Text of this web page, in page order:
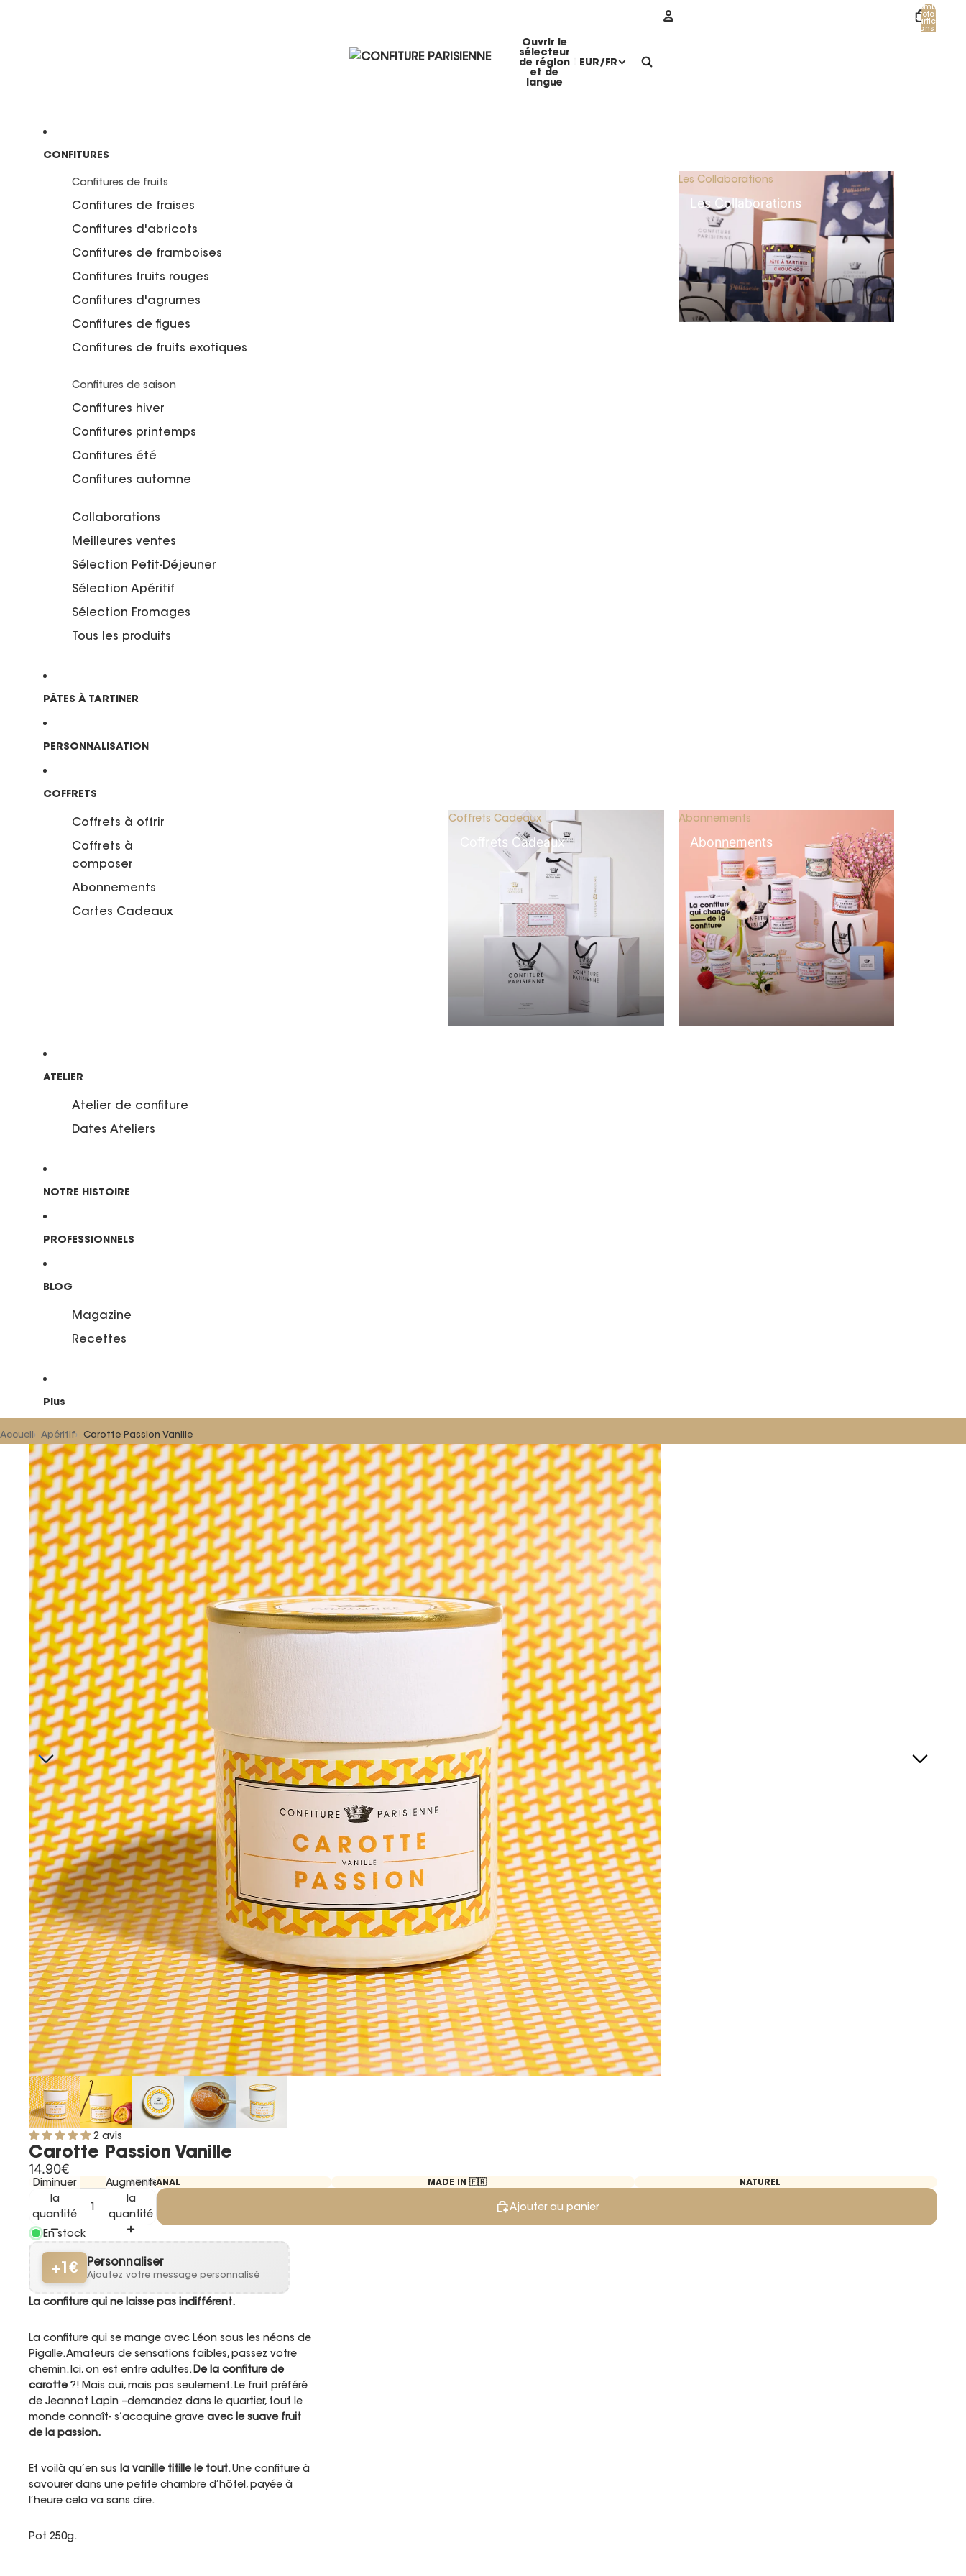
Ouvrir le
sélecteur
de région
et de
langue
EUR/FR
Nombre
total
d’articles
dans le
CONFITURES
Confitures de fruits
Confitures de fraises
Confitures d'abricots
Confitures de framboises
Confitures fruits rouges
Confitures d'agrumes
Confitures de figues
Confitures de fruits exotiques
Confitures de saison
Confitures hiver
Confitures printemps
Confitures été
Confitures automne
Collaborations
Meilleures ventes
Sélection Petit-Déjeuner
Sélection Apéritif
Sélection Fromages
Tous les produits
Les Collaborations
Les Collaborations
PÂTES À TARTINER
PERSONNALISATION
COFFRETS
Coffrets à offrir
Coffrets à
composer
Abonnements
Cartes Cadeaux
Coffrets Cadeaux
Coffrets Cadeaux
Abonnements
Abonnements
ATELIER
Atelier de confiture
Dates Ateliers
NOTRE HISTOIRE
PROFESSIONNELS
BLOG
Magazine
Recettes
Plus
Accueil Apéritif Carotte Passion Vanille
2 avis
Carotte Passion Vanille
14.90€
ARTISANAL MADE IN 🇫🇷 NATUREL
Diminuer
la
quantité
Augmenter
la
quantité
Ajouter au panier
En stock
+1€ Personnaliser
Ajoutez votre message personnalisé
La confiture qui ne laisse pas indifférent.
La confiture qui se mange avec Léon sous les néons de
Pigalle. Amateurs de sensations faibles, passez votre
chemin. Ici, on est entre adultes. De la confiture de
carotte?! Mais oui, mais pas seulement. Le fruit préféré
de Jeannot Lapin –demandez dans le quartier, tout le
monde connaît- s’acoquine grave avec le suave fruit
de la passion.
Et voilà qu’en sus la vanille titille le tout. Une confiture à
savourer dans une petite chambre d’hôtel, payée à
l’heure cela va sans dire.
Pot 250g.